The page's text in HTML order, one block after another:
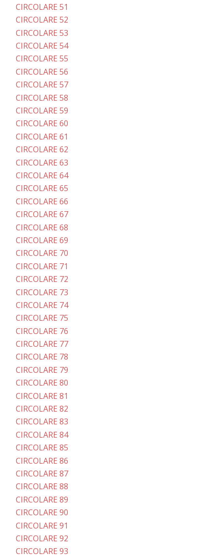
CIRCOLARE 51
CIRCOLARE 52
CIRCOLARE 53
CIRCOLARE 54
CIRCOLARE 55
CIRCOLARE 56
CIRCOLARE 57
CIRCOLARE 58
CIRCOLARE 59
CIRCOLARE 60
CIRCOLARE 61
CIRCOLARE 62
CIRCOLARE 63
CIRCOLARE 64
CIRCOLARE 65
CIRCOLARE 66
CIRCOLARE 67
CIRCOLARE 68
CIRCOLARE 69
CIRCOLARE 70
CIRCOLARE 71
CIRCOLARE 72
CIRCOLARE 73
CIRCOLARE 74
CIRCOLARE 75
CIRCOLARE 76
CIRCOLARE 77
CIRCOLARE 78
CIRCOLARE 79
CIRCOLARE 80
CIRCOLARE 81
CIRCOLARE 82
CIRCOLARE 83
CIRCOLARE 84
CIRCOLARE 85
CIRCOLARE 86
CIRCOLARE 87
CIRCOLARE 88
CIRCOLARE 89
CIRCOLARE 90
CIRCOLARE 91
CIRCOLARE 92
CIRCOLARE 93